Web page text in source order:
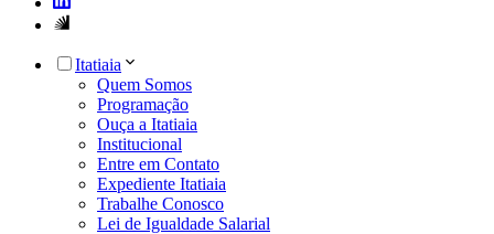
Itatiaia
Quem Somos
Programação
Ouça a Itatiaia
Institucional
Entre em Contato
Expediente Itatiaia
Trabalhe Conosco
Lei de Igualdade Salarial